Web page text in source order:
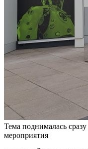
Тема поднималась
мероприятия